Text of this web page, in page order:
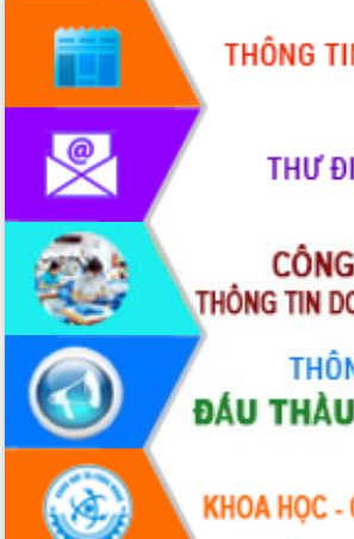
Hội thảo góp ý hồ sơ điều chỉnh quy
hoạch tỉnh Đắk Lắk thời kỳ 2021-2030,
tầm nhìn đến năm 2050
Nâng cao hiệu quả hoạt động của các
doanh nghiệp nhà nước
Hội nghị triển khai kết nối mạng
truyền số liệu chuyên dùng phục vụ cơ
quan Đảng, Nhà nước
Lễ phát động chuỗi hoạt động chung
tay làm sạch môi trường
Xã Ea Kar bước chuyển mình trong
công tác cải cách hành chính mô hình
UBND tỉnh họp báo định kỳ tháng 4
năm 2026
Hội thảo khoa học “Giải pháp thúc đẩy
phát triển nền kinh tế xanh tại tỉnh
Đắk Lắk”
Tăng cường giám sát, đôn đốc thực
hiện nhiệm vụ quản lý tài sản công
hàng tuần